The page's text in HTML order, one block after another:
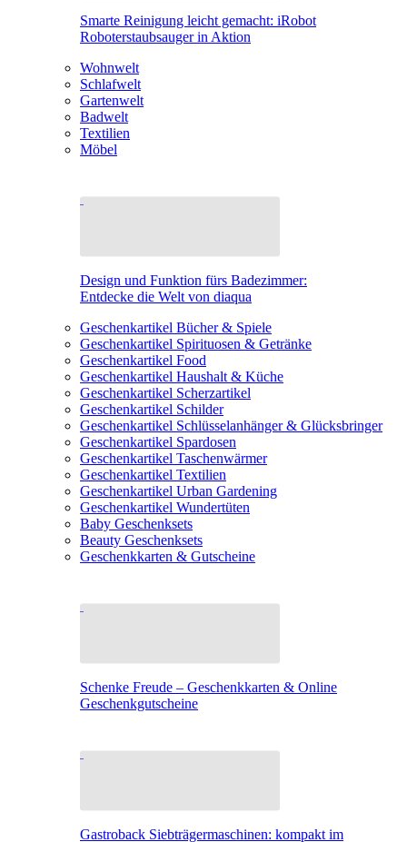
Smarte Reinigung leicht gemacht: iRobot
Roboterstaubsauger in Aktion
Wohnwelt
Schlafwelt
Gartenwelt
Badwelt
Textilien
Möbel
Design und Funktion fürs Badezimmer:
Entdecke die Welt von diaqua
Geschenkartikel Bücher & Spiele
Geschenkartikel Spirituosen & Getränke
Geschenkartikel Food
Geschenkartikel Haushalt & Küche
Geschenkartikel Scherzartikel
Geschenkartikel Schilder
Geschenkartikel Schlüsselanhänger & Glücksbringer
Geschenkartikel Spardosen
Geschenkartikel Taschenwärmer
Geschenkartikel Textilien
Geschenkartikel Urban Gardening
Geschenkartikel Wundertüten
Baby Geschenksets
Beauty Geschenksets
Geschenkkarten & Gutscheine
Schenke Freude – Geschenkkarten & Online
Geschenkgutscheine
Gastroback Siebträgermaschinen: kompakt im